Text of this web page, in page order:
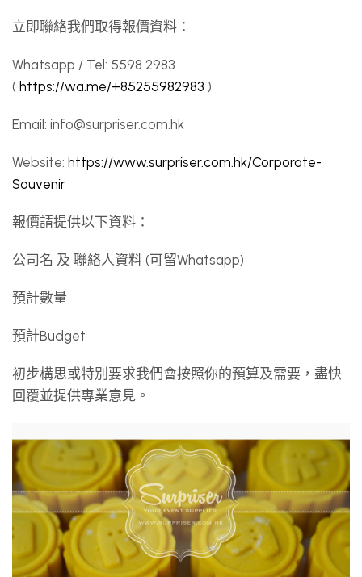
立即聯絡我們取得報價資料：
Whatsapp / Tel: 5598 2983
( https://wa.me/+85255982983 )
Email: info@surpriser.com.hk
Website: https://www.surpriser.com.hk/Corporate-
Souvenir
報價請提供以下資料：
公司名 及 聯絡人資料 (可留Whatsapp)
預計數量
預計Budget
初步構思或特別要求我們會按照你的預算及需要，盡快
回覆並提供專業意見。